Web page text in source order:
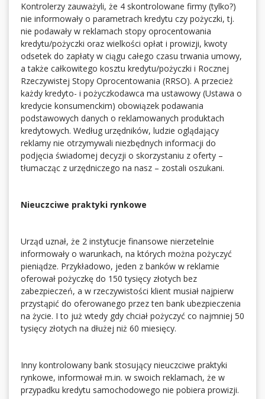
Kontrolerzy zauważyli, że 4 skontrolowane firmy (tylko?)
nie informowały o parametrach kredytu czy pożyczki, tj.
nie podawały w reklamach stopy oprocentowania
kredytu/pożyczki oraz wielkości opłat i prowizji, kwoty
odsetek do zapłaty w ciągu całego czasu trwania umowy,
a także całkowitego kosztu kredytu/pożyczki i Rocznej
Rzeczywistej Stopy Oprocentowania (RRSO). A przecież
każdy kredyto- i pożyczkodawca ma ustawowy (Ustawa o
kredycie konsumenckim) obowiązek podawania
podstawowych danych o reklamowanych produktach
kredytowych. Według urzędników, ludzie oglądający
reklamy nie otrzymywali niezbędnych informacji do
podjęcia świadomej decyzji o skorzystaniu z oferty –
tłumacząc z urzędniczego na nasz – zostali oszukani.
Nieuczciwe praktyki rynkowe
Urząd uznał, że 2 instytucje finansowe nierzetelnie
informowały o warunkach, na których można pożyczyć
pieniądze. Przykładowo, jeden z banków w reklamie
oferował pożyczkę do 150 tysięcy złotych bez
zabezpieczeń, a w rzeczywistości klient musiał najpierw
przystąpić do oferowanego przez ten bank ubezpieczenia
na życie. I to już wtedy gdy chciał pożyczyć co najmniej 50
tysięcy złotych na dłużej niż 60 miesięcy.
Inny kontrolowany bank stosujący nieuczciwe praktyki
rynkowe, informował m.in. w swoich reklamach, że w
przypadku kredytu samochodowego nie pobiera prowizji.